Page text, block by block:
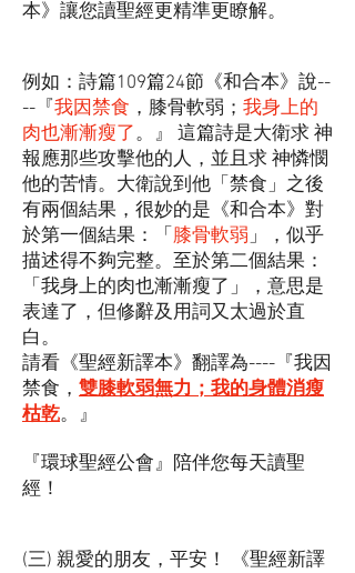
本》讓您讀聖經更精準更瞭解。
例如：詩篇109篇24節《和合本》說--
--『 我因禁食 ，膝骨軟弱； 我身上的
肉也漸漸瘦了 。』 這篇詩是大衛求 神
報應那些攻擊他的人，並且求 神憐憫
他的苦情。大衛說到他「禁食」之後
有兩個結果，很妙的是《和合本》對
於第一個結果：「 膝骨軟弱」，似乎
描述得不夠完整。至於第二個結果：
「我身上的肉也漸漸瘦了」，意思是
表達了，但修辭及用詞又太過於直
白。
請看《聖經新譯本》翻譯為----『我因
禁食， 雙膝軟弱無力；我的身體消瘦
枯乾。』
『環球聖經公會』陪伴您每天讀聖
經！
(三) 親愛的朋友，平安！ 《聖經新譯